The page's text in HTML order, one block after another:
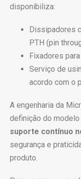
disponibiliza:
Dissipadores
PTH (pin
Fixadores
Serviço de
acordo com o
A engenharia da
definição do
suporte contínuo
segurança e
produto.